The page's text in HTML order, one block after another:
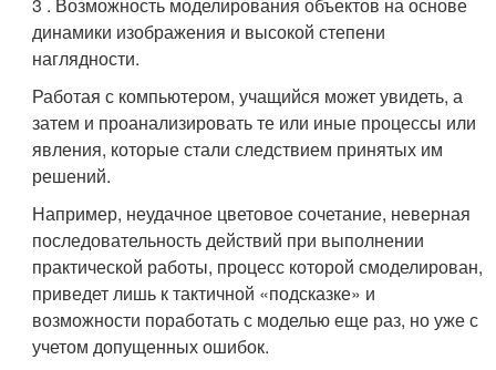
динамики изображения и высокой степени
наглядности.
Работая с компьютером, учащийся может увидеть, а
затем и проанализировать те или иные процессы или
явления, которые стали следствием принятых им
решений.
Например, неудачное цветовое сочетание, неверная
последовательность действий при выполнении
практической работы, процесс которой смоделирован,
приведет лишь к тактичной «подсказке» и
возможности поработать с моделью еще раз, но уже с
учетом допущенных ошибок.